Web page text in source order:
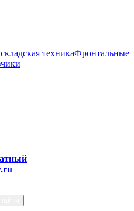
техникаФронтальные